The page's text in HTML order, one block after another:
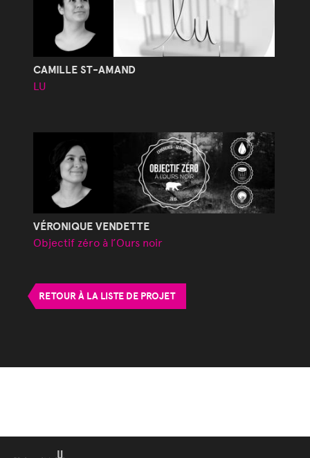
CAMILLE ST-AMAND
LU
VÉRONIQUE VENDETTE
Objectif zéro à l’Ours noir
RETOUR À LA LISTE DE PROJET